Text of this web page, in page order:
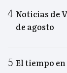
Noticias de
de agosto
El tiempo